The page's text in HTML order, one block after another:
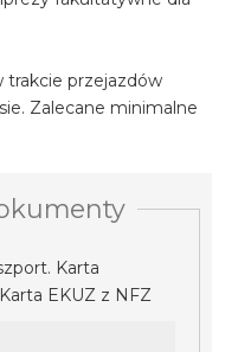
trakcie przejazdów
Zalecane minimalne
Karta
EKUZ z NFZ